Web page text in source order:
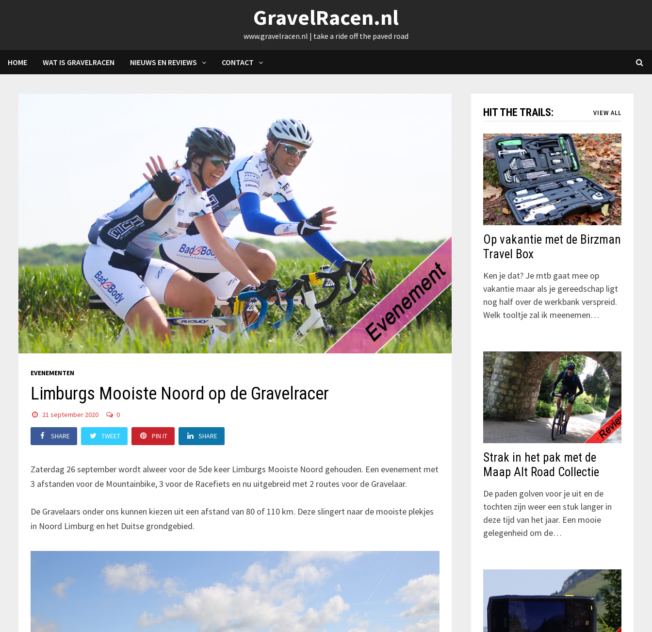
GravelRacen.nl
www.gravelracen.nl | take a ride off the paved road
HOME WAT IS GRAVELRACEN NIEUWS EN REVIEWS CONTACT
EVENEMENTEN
Limburgs Mooiste Noord op de Gravelracer
21 september 2020 0
SHARE TWEET PIN IT SHARE
Zaterdag 26 september wordt alweer voor de 5de keer Limburgs Mooiste Noord gehouden. Een evenement met
3 afstanden voor de Mountainbike, 3 voor de Racefiets en nu uitgebreid met 2 routes voor de Gravelaar.
De Gravelaars onder ons kunnen kiezen uit een afstand van 80 of 110 km. Deze slingert naar de mooiste plekjes
in Noord Limburg en het Duitse grondgebied.
HIT THE TRAILS: VIEW ALL
Op vakantie met de Birzman
Travel Box
Ken je dat? Je mtb gaat mee op
vakantie maar als je gereedschap ligt
nog half over de werkbank verspreid.
Welk tooltje zal ik meenemen…
Strak in het pak met de
Maap Alt Road Collectie
De paden golven voor je uit en de
tochten zijn weer een stuk langer in
deze tijd van het jaar. Een mooie
gelegenheid om de…